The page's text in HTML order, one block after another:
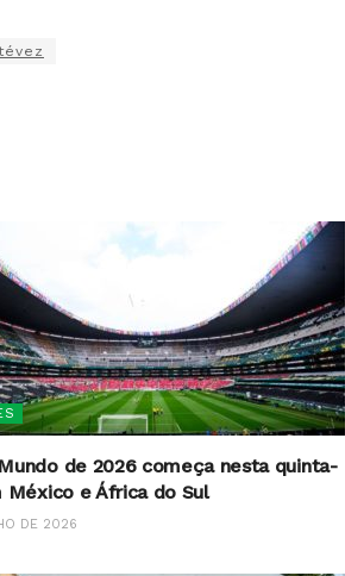
tévez
de 2026 começa nesta quinta-
México e África do Sul
DE 2026